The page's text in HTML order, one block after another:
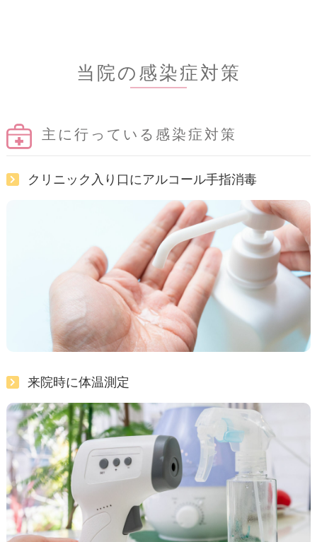
当院の感染症対策
主に行っている感染症対策
クリニック入り口にアルコール手指消毒
来院時に体温測定